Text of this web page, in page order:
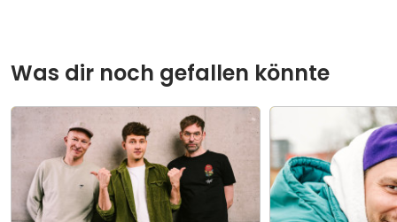
Was dir noch gefallen könnte